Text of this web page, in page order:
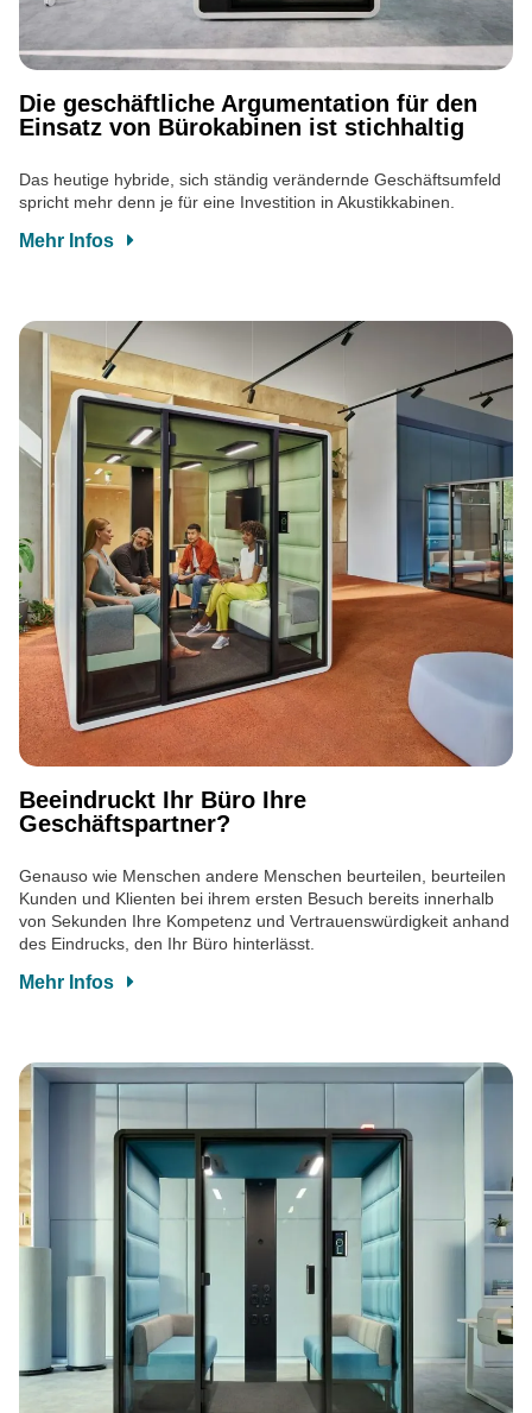
Die geschäftliche Argumentation für den
Einsatz von Bürokabinen ist stichhaltig
Das heutige hybride, sich ständig verändernde Geschäftsumfeld
spricht mehr denn je für eine Investition in Akustikkabinen.
Mehr Infos
Beeindruckt Ihr Büro Ihre
Geschäftspartner?
Genauso wie Menschen andere Menschen beurteilen, beurteilen
Kunden und Klienten bei ihrem ersten Besuch bereits innerhalb
von Sekunden Ihre Kompetenz und Vertrauenswürdigkeit anhand
des Eindrucks, den Ihr Büro hinterlässt.
Mehr Infos